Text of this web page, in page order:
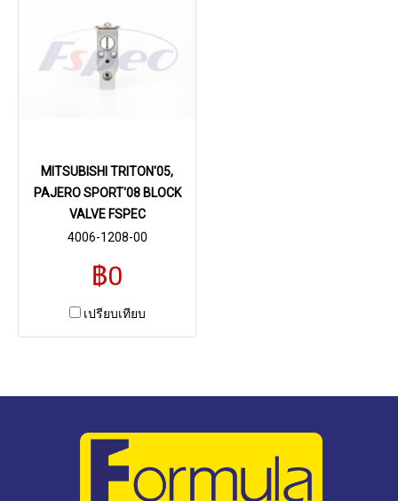
MITSUBISHI TRITON'05,
PAJERO SPORT'08 BLOCK
VALVE FSPEC
4006-1208-00
฿0
เปรียบเทียบ